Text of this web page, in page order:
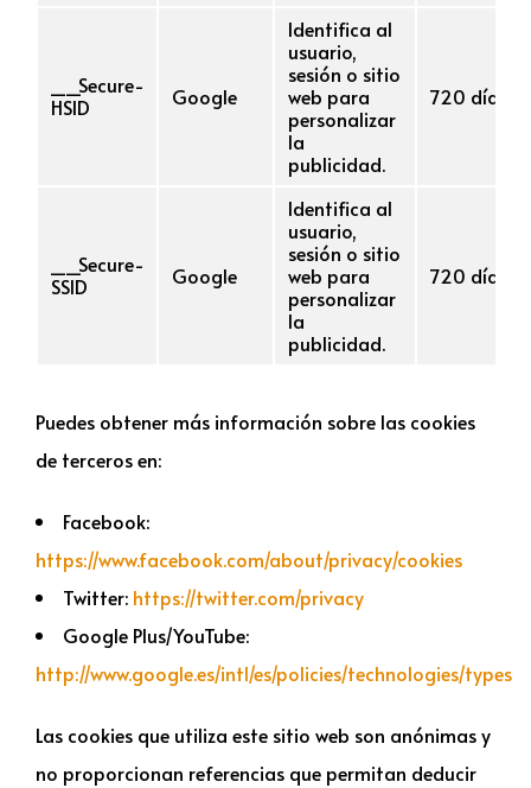
__Secure-
HSID
Google
Identifica al
usuario,
sesión o sitio
web para
personalizar
la
publicidad.
720 días
__Secure-
SSID
Google
Identifica al
usuario,
sesión o sitio
web para
personalizar
la
publicidad.
720 días
Puedes obtener más información sobre las cookies
de terceros en:
Facebook:
https://www.facebook.com/about/privacy/cookies
Twitter: https://twitter.com/privacy
Google Plus/YouTube:
http://www.google.es/intl/es/policies/technologies/types
Las cookies que utiliza este sitio web son anónimas y
no proporcionan referencias que permitan deducir